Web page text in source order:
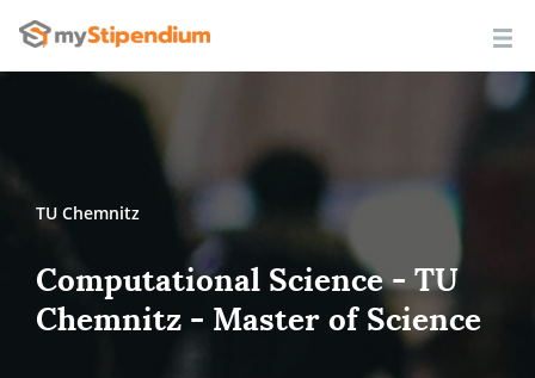
TU Chemnitz
Computational Science - TU
Chemnitz - Master of Science